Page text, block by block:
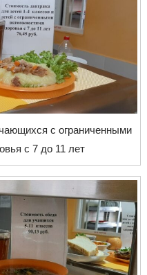
с ограниченными
с 7 до 11 лет